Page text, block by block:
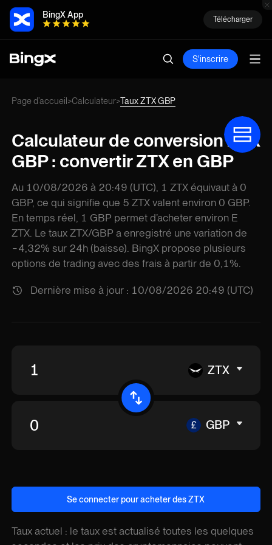
BingX App Télécharger
S'inscrire
Page d’accueil >Calculateur>Taux ZTX GBP
Calculateur de conversion ZTX
GBP : convertir ZTX en GBP
Au 10/08/2026 à 20:49 (UTC), 1 ZTX équivaut à 0
GBP, ce qui signifie que 5 ZTX valent environ 0 GBP.
En temps réel, 1 GBP permet d’acheter environ E
ZTX. Le taux ZTX/GBP a enregistré une variation de
-4,32% sur 24h (baisse). BingX propose plusieurs
options de trading avec des frais à partir de 0,1%.
Dernière mise à jour : 10/08/2026 20:49 (UTC)
ZTX
GBP
Se connecter pour acheter des ZTX
Taux actuel : le taux est actualisé toutes les quelques